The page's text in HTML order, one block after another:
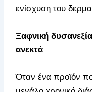
ενίσχυση του
Ξαφνική
ανεκτά
Όταν ένα προϊόν